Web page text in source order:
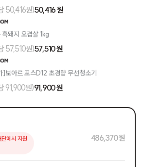
50,416원)50,416 원
돼지 오겹살 1kg
57,510원)57,510 원
]보아르 포스D12 초경량 무선청소기
91,900원)91,900 원
에서 지원
486,370 원